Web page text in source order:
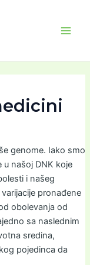
genome. Iako smo
u našoj DNK koje
i našeg
pronađene
obolevanja od
sa naslednim
sredina,
pojedinca da